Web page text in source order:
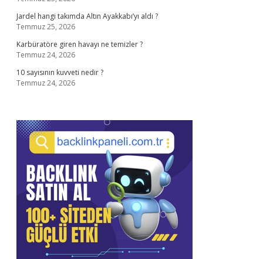
Jardel hangi takımda Altın Ayakkabı’yı aldı ?
Temmuz 25, 2026
Karbüratöre giren havayı ne temizler ?
Temmuz 24, 2026
10 sayısının kuvveti nedir ?
Temmuz 24, 2026